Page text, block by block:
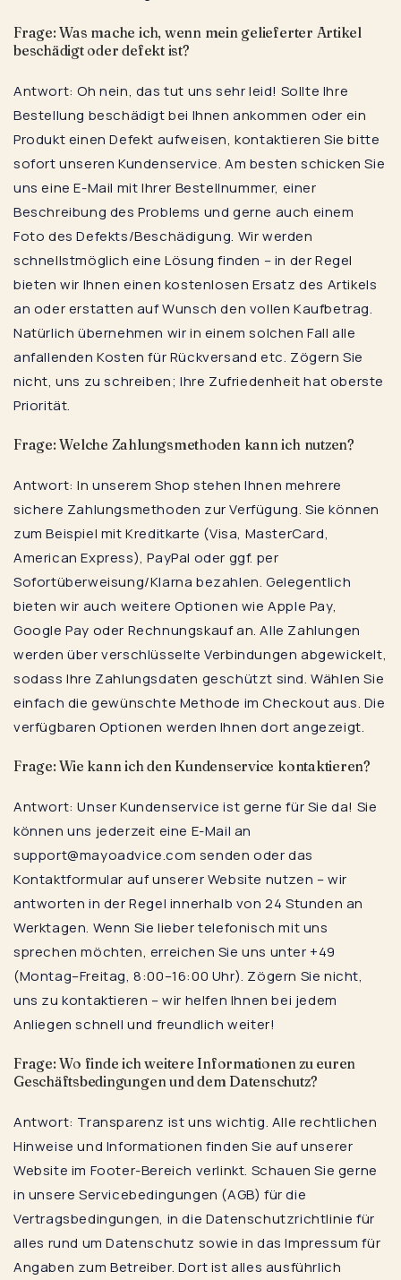
Frage: Was mache ich, wenn mein gelieferter Artikel
beschädigt oder defekt ist?
Antwort: Oh nein, das tut uns sehr leid! Sollte Ihre
Bestellung beschädigt bei Ihnen ankommen oder ein
Produkt einen Defekt aufweisen, kontaktieren Sie bitte
sofort unseren Kundenservice. Am besten schicken Sie
uns eine E-Mail mit Ihrer Bestellnummer, einer
Beschreibung des Problems und gerne auch einem
Foto des Defekts/Beschädigung. Wir werden
schnellstmöglich eine Lösung finden – in der Regel
bieten wir Ihnen einen kostenlosen Ersatz des Artikels
an oder erstatten auf Wunsch den vollen Kaufbetrag.
Natürlich übernehmen wir in einem solchen Fall alle
anfallenden Kosten für Rückversand etc. Zögern Sie
nicht, uns zu schreiben; Ihre Zufriedenheit hat oberste
Priorität.
Frage: Welche Zahlungsmethoden kann ich nutzen?
Antwort: In unserem Shop stehen Ihnen mehrere
sichere Zahlungsmethoden zur Verfügung. Sie können
zum Beispiel mit Kreditkarte (Visa, MasterCard,
American Express), PayPal oder ggf. per
Sofortüberweisung/Klarna bezahlen. Gelegentlich
bieten wir auch weitere Optionen wie Apple Pay,
Google Pay oder Rechnungskauf an. Alle Zahlungen
werden über verschlüsselte Verbindungen abgewickelt,
sodass Ihre Zahlungsdaten geschützt sind. Wählen Sie
einfach die gewünschte Methode im Checkout aus. Die
verfügbaren Optionen werden Ihnen dort angezeigt.
Frage: Wie kann ich den Kundenservice kontaktieren?
Antwort: Unser Kundenservice ist gerne für Sie da! Sie
können uns jederzeit eine E-Mail an
support@mayoadvice.com senden oder das
Kontaktformular auf unserer Website nutzen – wir
antworten in der Regel innerhalb von 24 Stunden an
Werktagen. Wenn Sie lieber telefonisch mit uns
sprechen möchten, erreichen Sie uns unter +49
(Montag–Freitag, 8:00–16:00 Uhr). Zögern Sie nicht,
uns zu kontaktieren – wir helfen Ihnen bei jedem
Anliegen schnell und freundlich weiter!
Frage: Wo finde ich weitere Informationen zu euren
Geschäftsbedingungen und dem Datenschutz?
Antwort: Transparenz ist uns wichtig. Alle rechtlichen
Hinweise und Informationen finden Sie auf unserer
Website im Footer-Bereich verlinkt. Schauen Sie gerne
in unsere Servicebedingungen (AGB) für die
Vertragsbedingungen, in die Datenschutzrichtlinie für
alles rund um Datenschutz sowie in das Impressum für
Angaben zum Betreiber. Dort ist alles ausführlich